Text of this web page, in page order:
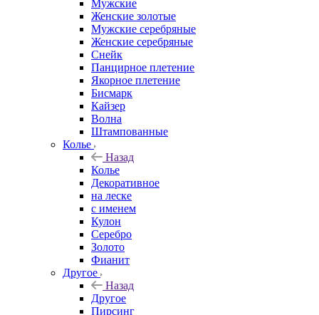
Мужские
Женские золотые
Мужские серебряные
Женские серебряные
Снейк
Панцирное плетение
Якорное плетение
Бисмарк
Кайзер
Волна
Штампованные
Колье
Назад
Колье
Декоративное
на леске
с именем
Кулон
Серебро
Золото
Фианит
Другое
Назад
Другое
Пирсинг